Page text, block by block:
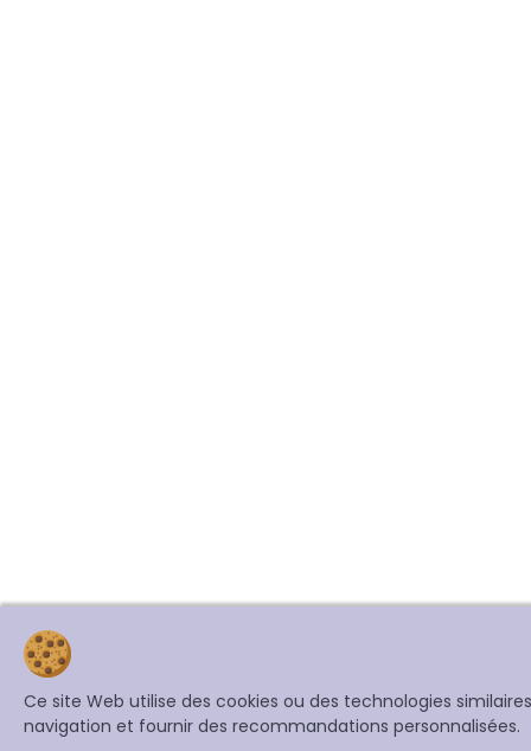
Ce site Web utilise des cookies ou des technologies
navigation et fournir des recommandations personnalisées.